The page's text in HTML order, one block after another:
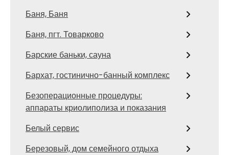
Баня, Баня
Баня, пгт. Товарково
Барские баньки, сауна
Бархат, гостинично-банный комплекс
Безоперационные процедуры:
аппараты криолиполиза и показания
Белый сервис
Березовый, дом семейного отдыха